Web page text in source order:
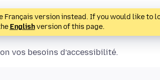
Français version instead. If you would like to
Englishversion of this page.
vos besoins d’accessibilité.